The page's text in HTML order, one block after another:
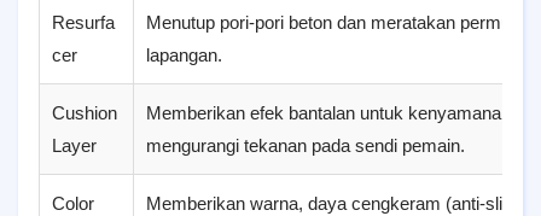
Resurfa
cer
Menutup pori-pori beton dan meratakan
lapangan.
Cushion
Layer
Memberikan efek bantalan untuk kenyamanan
mengurangi tekanan pada sendi pemain.
Color
Memberikan warna, daya cengkeram (anti-slip),